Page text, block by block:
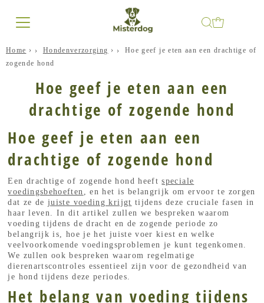
Home › Hondenverzorging ›
Hoe geef je eten aan een drachtige of
zogende hond
Hoe geef je eten aan een
drachtige of zogende hond
Hoe geef je eten aan een
drachtige of zogende hond
Een drachtige of zogende hond heeftspeciale
voedingsbehoeften
, en het is belangrijk om ervoor te zorgen
dat ze dejuiste voeding krijgt tijdens deze cruciale fasen in
haar leven. In dit artikel zullen we bespreken waarom
voeding tijdens de dracht en de zogende periode zo
belangrijk is, hoe je het juiste voer kiest en welke
veelvoorkomende voedingsproblemen je kunt tegenkomen.
We zullen ook bespreken waarom regelmatige
dierenartscontroles essentieel zijn voor de gezondheid van
je hond tijdens deze periodes.
Het belang van voeding tijdens